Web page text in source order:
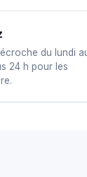
du lundi
24 h pour les